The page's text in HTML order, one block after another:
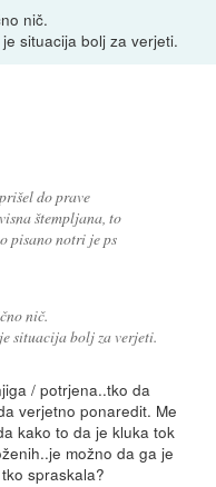
nič.
situacija bolj za verjeti.
do prave
štempljana, to
pisano notri je ps
nič.
situacija bolj za verjeti.
/ potrjena..tko da
verjetno ponaredit. Me
kako to da je kluka tok
možno da ga je
spraskala?